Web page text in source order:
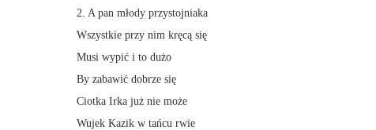
2. A pan młody przystojniaka
Wszystkie przy nim kręcą się
Musi wypić i to dużo
By zabawić dobrze się
Ciotka Irka już nie może
Wujek Kazik w tańcu rwie